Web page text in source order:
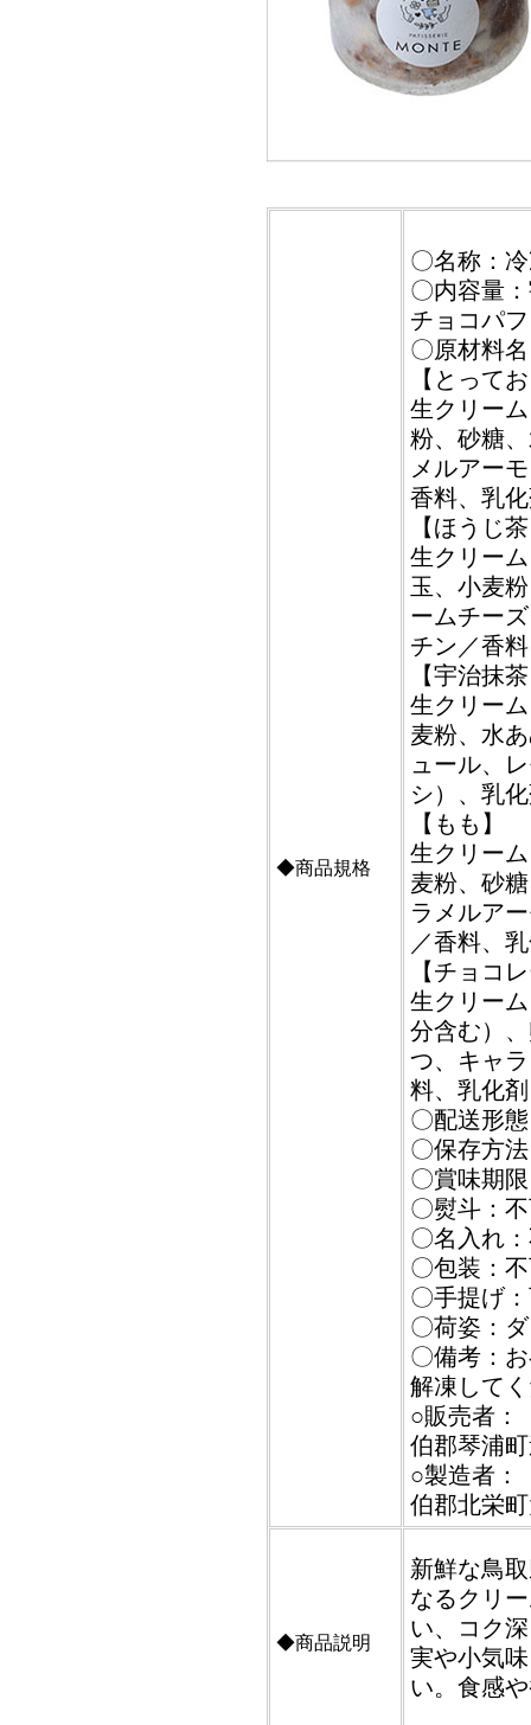
◆商品規格
〇名称：
〇内容量
チョコパ
〇原材料名
【とって
生クリー
粉、砂糖
メルアー
香料、乳
【ほうじ
生クリー
玉、小麦
ームチー
チン／香
【宇治抹
生クリー
麦粉、水
ュール、
シ）、乳
【もも】
生クリー
麦粉、砂
ラメルア
／香料、
【チョコ
生クリー
分含む）
つ、キャ
料、乳化剤
〇配送形
〇保存方
〇賞味期
〇熨斗：
〇名入れ
〇包装：
〇手提げ
〇荷姿：
〇備考：
解凍して
○販売者：
伯郡琴浦
○製造者：
伯郡北栄
◆商品説明
新鮮な鳥
なるクリ
い、コク
実や小気
い。食感